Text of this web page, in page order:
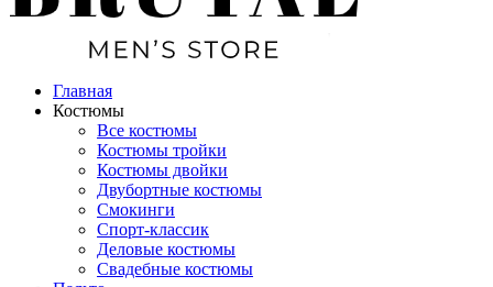
Главная
Костюмы
Все костюмы
Костюмы тройки
Костюмы двойки
Двубортные костюмы
Смокинги
Спорт-классик
Деловые костюмы
Свадебные костюмы